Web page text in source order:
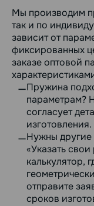
Мы производим
так и по
зависит от
фиксированных
заказе оптовой
Пружина
параметрам?
согласует
изготовления.
Нужны другие
«Указать
калькулятор,
отправите
сроков